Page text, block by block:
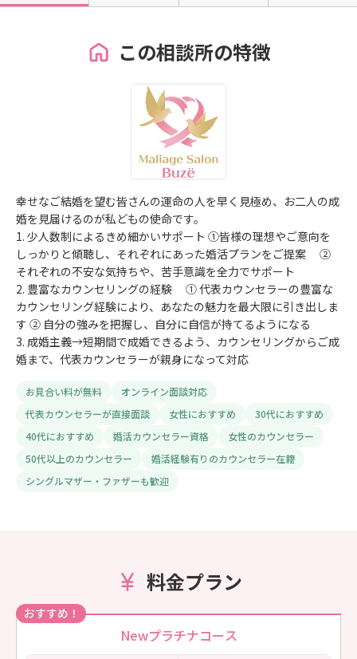
この相談所の特徴
幸せなご結婚を望む皆さんの運命の人を早く見極め、お二人の成
婚を見届けるのが私どもの使命です。
1. 少人数制によるきめ細かいサポート ①皆様の理想やご意向を
しっかりと傾聴し、それぞれにあった婚活プランをご提案 ②
それぞれの不安な気持ちや、苦手意識を全力でサポート
2. 豊富なカウンセリングの経験 ① 代表カウンセラーの豊富な
カウンセリング経験により、あなたの魅力を最大限に引き出しま
す ② 自分の強みを把握し、自分に自信が持てるようになる
3. 成婚主義→短期間で成婚できるよう、カウンセリングからご成
婚まで、代表カウンセラーが親身になって対応
お見合い料が無料
オンライン面談対応
代表カウンセラーが直接面談
女性におすすめ
30代におすすめ
40代におすすめ
婚活カウンセラー資格
女性のカウンセラー
50代以上のカウンセラー
婚活経験有りのカウンセラー在籍
シングルマザー・ファザーも歓迎
料金プラン
おすすめ！
Newプラチナコース